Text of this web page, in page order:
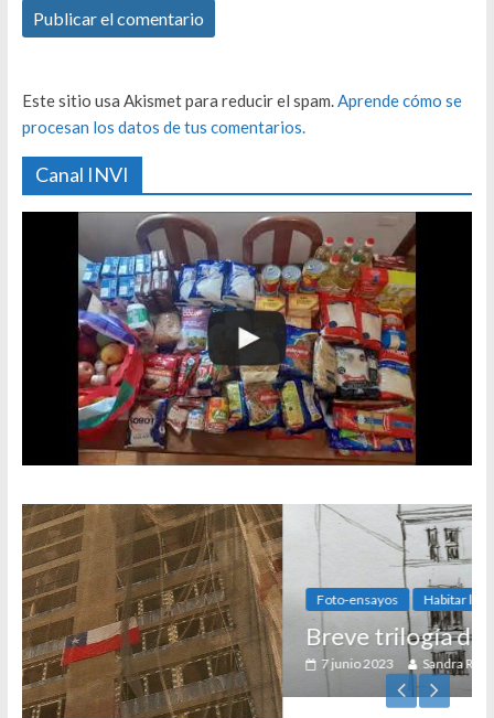
Este sitio usa Akismet para reducir el spam.Aprende cómo se
procesan los datos de tus comentarios.
Canal INVI
Foto-ensayos Habitar la memoria
Breve trilogía de un espacio-
7 junio 2023 Sandra Rivera 0